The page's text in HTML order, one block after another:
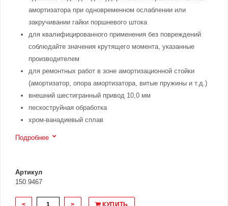
амортизатора при одновременном ослаблении или
закручивании гайки поршневого штока
для квалифицированного применения без повреждений
соблюдайте значения крутящего момента, указанные
производителем
для ремонтных работ в зоне амортизационной стойки
(амортизатор, опора амортизатора, витые пружины и т.д.)
внешний шестигранный привод 10,0 мм
пескоструйная обработка
хром-ванадиевый сплав
Подробнее
Артикул
150.9467
< > КУПИТЬ